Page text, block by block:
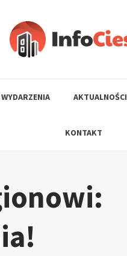
WYDARZENIA AKTUALNOŚCI
KONTAKT